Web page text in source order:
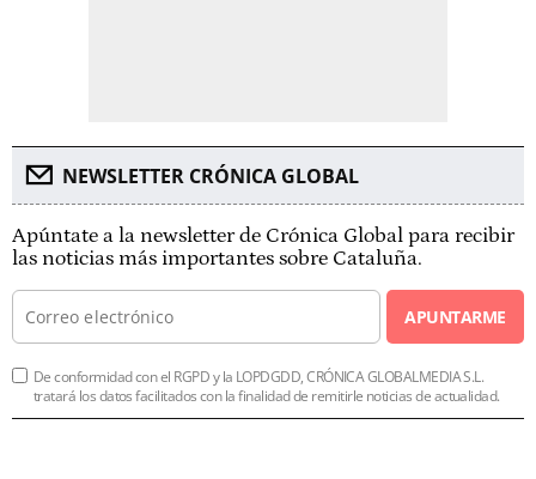
NEWSLETTER CRÓNICA GLOBAL
Apúntate a la newsletter de Crónica Global para recibir
las noticias más importantes sobre Cataluña.
APUNTARME
De conformidad con el RGPD y la LOPDGDD, CRÓNICA GLOBALMEDIA S.L.
tratará los datos facilitados con la finalidad de remitirle noticias de actualidad.